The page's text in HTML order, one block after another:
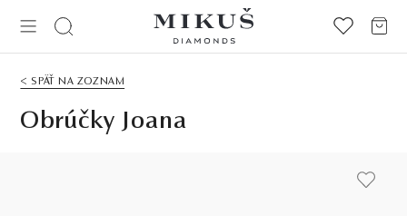
< SPÄŤ NA ZOZNAM
Obrúčky Joana